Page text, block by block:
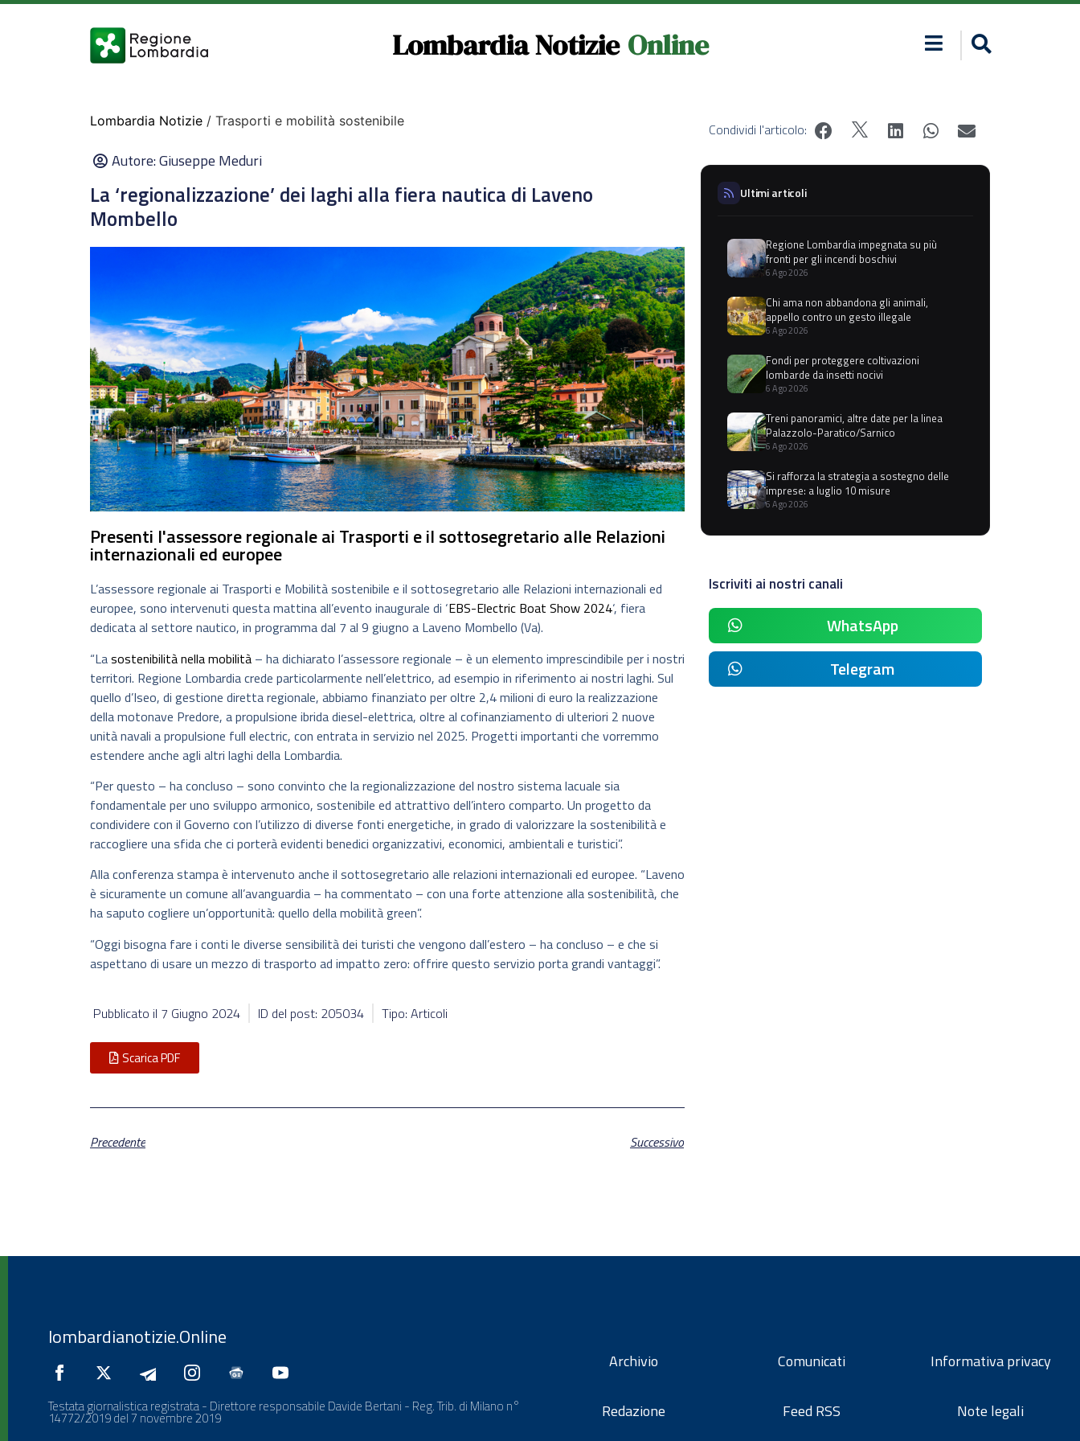
Lombardia Notizie Online
Lombardia Notizie / Trasporti e mobilità sostenibile
Autore:Giuseppe Meduri
La ‘regionalizzazione’ dei laghi alla fiera nautica di Laveno
Mombello
Presenti l'assessore regionale ai Trasporti e il sottosegretario alle Relazioni
internazionali ed europee
L’assessore regionale ai Trasporti e Mobilità sostenibile e il sottosegretario alle Relazioni internazionali ed
europee, sono intervenuti questa mattina all’evento inaugurale di ‘EBS-Electric Boat Show 2024‘, fiera
dedicata al settore nautico, in programma dal 7 al 9 giugno a Laveno Mombello (Va).
“Lasostenibilità nella mobilità – ha dichiarato l’assessore regionale – è un elemento imprescindibile per i nostri
territori. Regione Lombardia crede particolarmente nell’elettrico, ad esempio in riferimento ai nostri laghi. Sul
quello d’Iseo, di gestione diretta regionale, abbiamo finanziato per oltre 2,4 milioni di euro la realizzazione
della motonave Predore, a propulsione ibrida diesel-elettrica, oltre al cofinanziamento di ulteriori 2 nuove
unità navali a propulsione full electric, con entrata in servizio nel 2025. Progetti importanti che vorremmo
estendere anche agli altri laghi della Lombardia.
“Per questo – ha concluso – sono convinto che la regionalizzazione del nostro sistema lacuale sia
fondamentale per uno sviluppo armonico, sostenibile ed attrattivo dell’intero comparto. Un progetto da
condividere con il Governo con l’utilizzo di diverse fonti energetiche, in grado di valorizzare la sostenibilità e
raccogliere una sfida che ci porterà evidenti benedici organizzativi, economici, ambientali e turistici”.
Alla conferenza stampa è intervenuto anche il sottosegretario alle relazioni internazionali ed europee. “Laveno
è sicuramente un comune all’avanguardia – ha commentato – con una forte attenzione alla sostenibilità, che
ha saputo cogliere un’opportunità: quello della mobilità green”.
“Oggi bisogna fare i conti le diverse sensibilità dei turisti che vengono dall’estero – ha concluso – e che si
aspettano di usare un mezzo di trasporto ad impatto zero: offrire questo servizio porta grandi vantaggi”.
Pubblicato il 7 Giugno 2024 ID del post: 205034 Tipo: Articoli
Scarica PDF
Precedente Successivo
Condividi l'articolo:
Ultimi articoli
Regione Lombardia impegnata su più
fronti per gli incendi boschivi
6 Ago 2026
Chi ama non abbandona gli animali,
appello contro un gesto illegale
6 Ago 2026
Fondi per proteggere coltivazioni
lombarde da insetti nocivi
6 Ago 2026
Treni panoramici, altre date per la linea
Palazzolo-Paratico/Sarnico
6 Ago 2026
Si rafforza la strategia a sostegno delle
imprese: a luglio 10 misure
6 Ago 2026
Iscriviti ai nostri canali
WhatsApp
Telegram
lombardianotizie.Online
Testata giornalistica registrata - Direttore responsabile Davide Bertani - Reg. Trib. di Milano n°
14772/2019 del 7 novembre 2019
Archivio
Redazione
Comunicati
Feed RSS
Informativa privacy
Note legali